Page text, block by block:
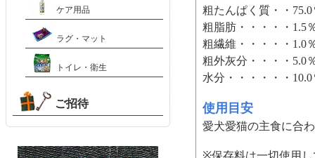
粗たんぱく質・・
粗脂肪・・・・・1.5
粗繊維・・・・・1.0
粗外灰分・・・・5.0
水分・・・・・・
使用目安
愛犬愛猫の主食に合
※保存料は一切使用
ケア用品
ラグ・マット
トイレ・衛生
ご招待